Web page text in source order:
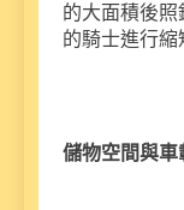
的大面積後
的騎士進行縮
儲物空間與車